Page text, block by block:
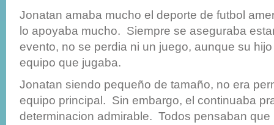
Jonatan amaba mucho el deporte de futbol
lo apoyaba mucho. Siempre se aseguraba
evento, no se perdia ni un juego, aunque su
equipo que jugaba.
Jonatan siendo pequeño de tamaño, no era
equipo principal. Sin embargo, el continuaba
determinacion admirable. Todos pensaban